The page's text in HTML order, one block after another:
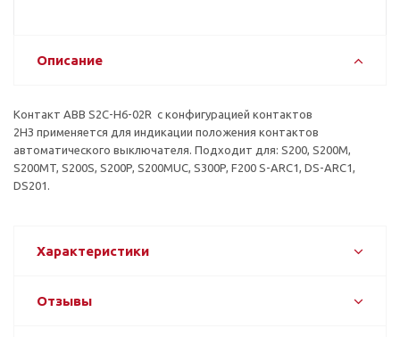
Описание
Контакт ABB S2C-H6-02R с конфигурацией контактов
2НЗ применяется для индикации положения контактов
автоматического выключателя. Подходит для: S200, S200M,
S200MT, S200S, S200P, S200MUC, S300P, F200 S-ARC1, DS-ARC1,
DS201.
Характеристики
Отзывы